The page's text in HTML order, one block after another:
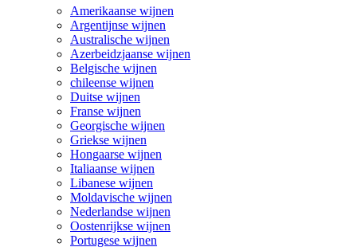
Amerikaanse wijnen
Argentijnse wijnen
Australische wijnen
Azerbeidzjaanse wijnen
Belgische wijnen
chileense wijnen
Duitse wijnen
Franse wijnen
Georgische wijnen
Griekse wijnen
Hongaarse wijnen
Italiaanse wijnen
Libanese wijnen
Moldavische wijnen
Nederlandse wijnen
Oostenrijkse wijnen
Portugese wijnen